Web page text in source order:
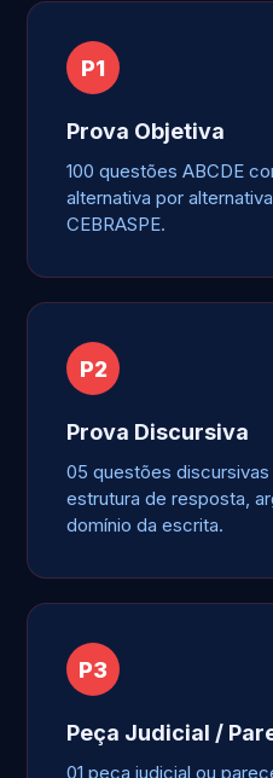
P1
Prova Objetiva
100 questões ABCDE
alternativa por
CEBRASPE.
P2
Prova Discursiva
05 questões
estrutura de resposta,
domínio da escrita.
P3
Peça Judicial /
01 peça judicial ou